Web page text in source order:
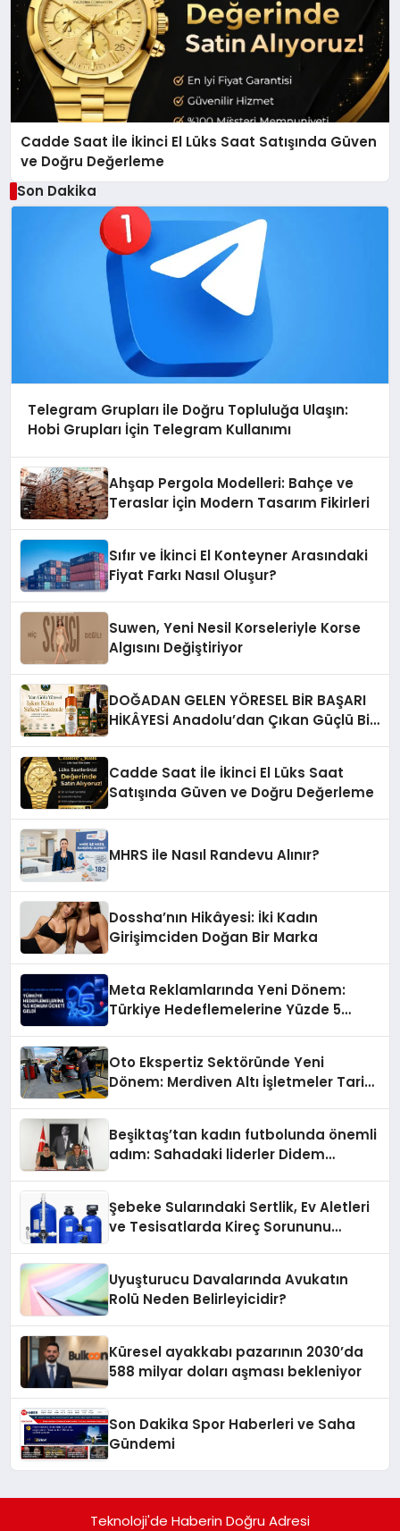
Cadde Saat İle İkinci El Lüks Saat Satışında Güven
ve Doğru Değerleme
Son Dakika
Telegram Grupları ile Doğru Topluluğa Ulaşın:
Hobi Grupları İçin Telegram Kullanımı
Ahşap Pergola Modelleri: Bahçe ve
Teraslar İçin Modern Tasarım Fikirleri
Sıfır ve İkinci El Konteyner Arasındaki
Fiyat Farkı Nasıl Oluşur?
Suwen, Yeni Nesil Korseleriyle Korse
Algısını Değiştiriyor
DOĞADAN GELEN YÖRESEL BİR BAŞARI
HİKÂYESİ Anadolu’dan Çıkan Güçlü Bir
Cadde Saat İle İkinci El Lüks Saat
Satışında Güven ve Doğru Değerleme
MHRS ile Nasıl Randevu Alınır?
Dossha’nın Hikâyesi: İki Kadın
Girişimciden Doğan Bir Marka
Meta Reklamlarında Yeni Dönem:
Türkiye Hedeflemelerine Yüzde 5
Oto Ekspertiz Sektöründe Yeni
Dönem: Merdiven Altı İşletmeler Tarih
Beşiktaş’tan kadın futbolunda önemli
adım: Sahadaki liderler Didem
Şebeke Sularındaki Sertlik, Ev Aletleri
ve Tesisatlarda Kireç Sorununu
Uyuşturucu Davalarında Avukatın
Rolü Neden Belirleyicidir?
Küresel ayakkabı pazarının 2030’da
588 milyar doları aşması bekleniyor
Son Dakika Spor Haberleri ve Saha
Gündemi
Teknoloji'de Haberin Doğru Adresi